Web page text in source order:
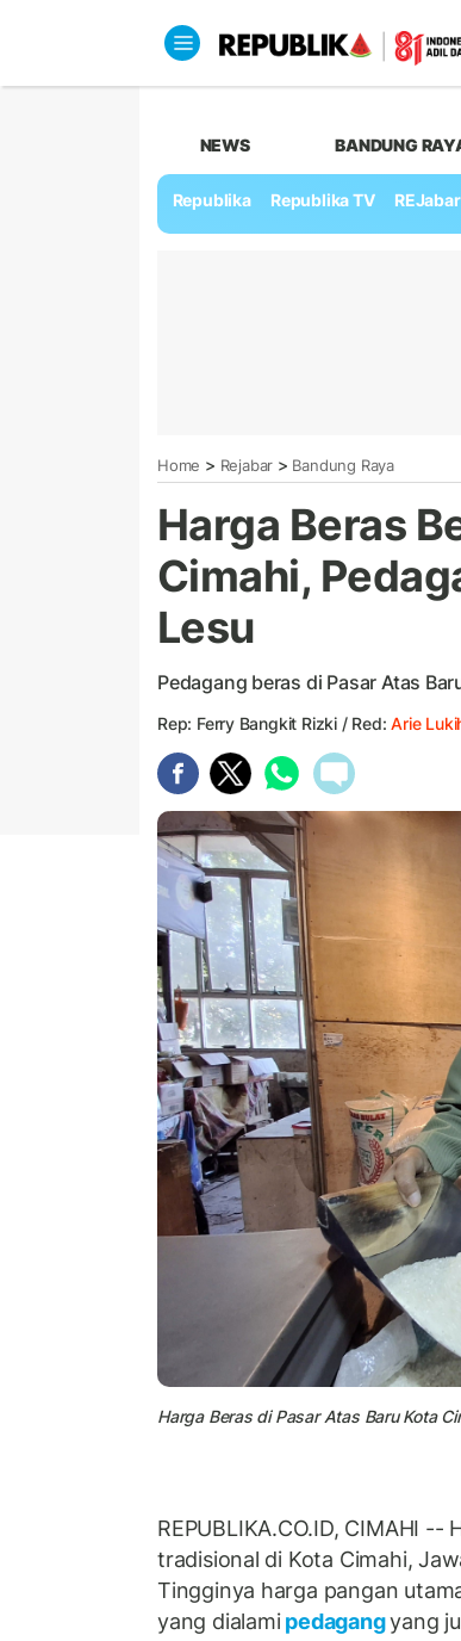
NEWS BANDUNG
Republika Republika TV REJabar
Home > Rejabar > Bandung Raya
Harga Beras
Cimahi,
Lesu
Pedagang beras di Pasar Atas
Rep: Ferry Bangkit Rizki / Red:Arie
Harga Beras di Pasar Atas Baru Kota
REPUBLIKA.CO.ID, CIMAHI --
tradisional di Kota Cimahi,
Tingginya harga pangan
yang dialamipedagangyang